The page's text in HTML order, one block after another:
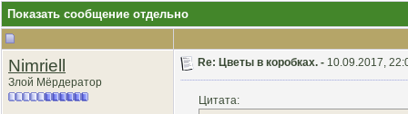
Показать сообщение отдельно
Nimriell
Злой Мёрдератор
Re: Цветы в коробках. - 10.09.2017,
Цитата: